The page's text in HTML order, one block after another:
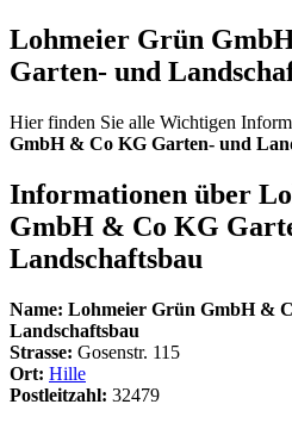
Lohmeier Grün
Garten- und
Hier finden Sie alle Wichtigen
GmbH & Co KG Garten- und
Informationen über
GmbH & Co KG
Landschaftsbau
Name: Lohmeier Grün GmbH &
Landschaftsbau
Strasse: Gosenstr. 115
Ort: Hille
Postleitzahl: 32479